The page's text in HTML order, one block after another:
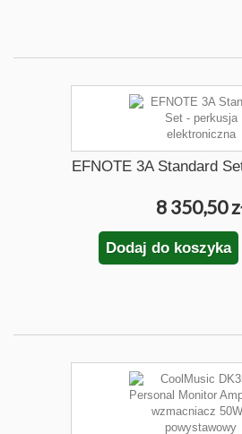
EFNOTE 3A Standard
8 350,50
Dodaj do koszyka